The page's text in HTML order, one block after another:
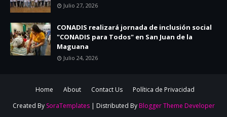
Julio 27, 2026
CONADIS realizará jornada de inclusión social
"CONADIS para Todos" en San Juan de la
Maguana
Julio 24, 2026
Home About Contact Us
Política de Privacidad
Created By SoraTemplates| Distributed By Blogger Theme Developer